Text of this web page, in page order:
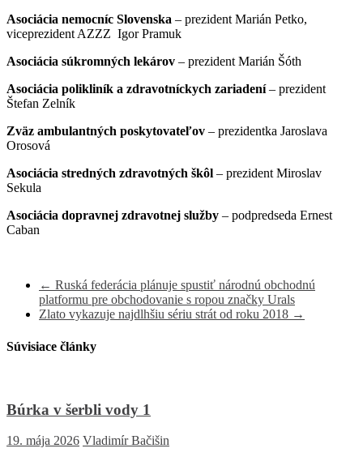
Asociácia nemocníc Slovenska – prezident Marián Petko,
viceprezident AZZZ Igor Pramuk
Asociácia súkromných lekárov – prezident Marián Šóth
Asociácia polikliník a zdravotníckych zariadení– prezident
Štefan Zelník
Zväz ambulantných poskytovateľov – prezidentka Jaroslava
Orosová
Asociácia stredných zdravotných škôl – prezident Miroslav
Sekula
Asociácia dopravnej zdravotnej služby – podpredseda Ernest
Caban
← Ruská federácia plánuje spustiť národnú obchodnú
platformu pre obchodovanie s ropou značky Urals
Zlato vykazuje najdlhšiu sériu strát od roku 2018 →
Súvisiace články
Búrka v šerbli vody 1
19. mája 2026 Vladimír Bačišin